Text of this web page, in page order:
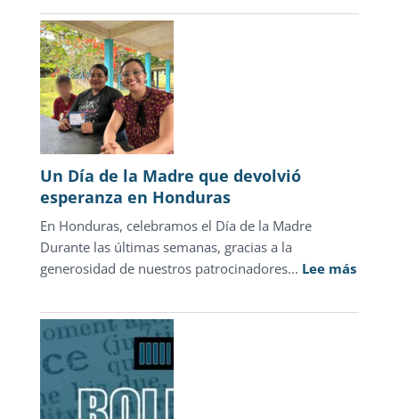
oficiales
desmienten
el
discurso
punitivo:
la
justicia
adolescentes
representa
sólo
1.3%
de
carpetas
de
investigación
Un Día de la Madre que devolvió
esperanza en Honduras
En Honduras, celebramos el Día de la Madre
Durante las últimas semanas, gracias a la
generosidad de nuestros patrocinadores... Lee más:
Día